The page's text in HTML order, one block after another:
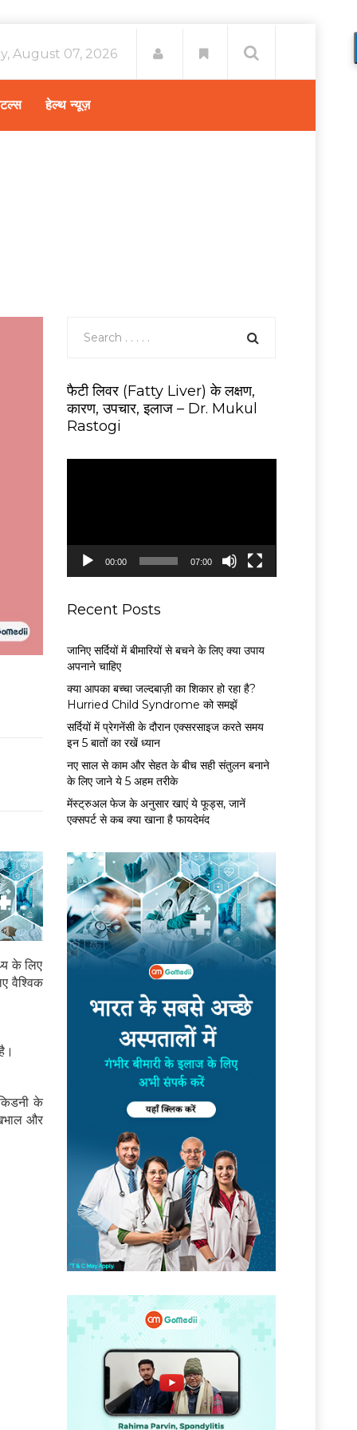
August 07, 2026
हेल्थ न्यूज़
के लिए
वैश्विक
के
और
फैटी लिवर (Fatty Liver) के लक्षण,
कारण, उपचार, इलाज – Dr. Mukul
Rastogi
y
00:00 07:00
Recent Posts
जानिए सर्दियों में बीमारियों से बचने के लिए क्या उपाय
अपनाने चाहिए
क्या आपका बच्चा जल्दबाज़ी का शिकार हो रहा है?
Hurried Child Syndrome को समझें
सर्द‍ियों में प्रेगनेंसी के दौरान एक्सरसाइज करते समय
इन 5 बातों का रखें ध्यान
नए साल से काम और सेहत के बीच सही संतुलन बनाने
के लिए जाने ये 5 अहम तरीके
मेंस्ट्रुअल फेज के अनुसार खाएं ये फूड्स, जानें
एक्सपर्ट से कब क्या खाना है फायदेमंद